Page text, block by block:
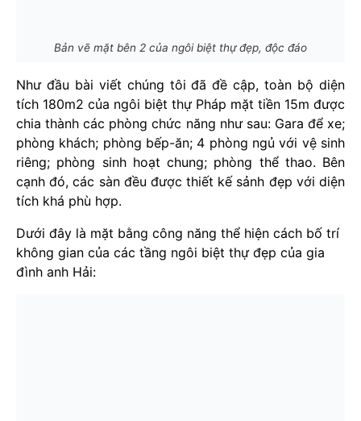
Bản vẽ mặt bên 2 của ngôi biệt thự đẹp, độc đáo
Như đầu bài viết chúng tôi đã đề cập, toàn bộ diện
tích 180m2 của ngôi biệt thự Pháp mặt tiền 15m được
chia thành các phòng chức năng như sau: Gara để xe;
phòng khách; phòng bếp-ăn; 4 phòng ngủ với vệ sinh
riêng; phòng sinh hoạt chung; phòng thể thao. Bên
cạnh đó, các sàn đều được thiết kế sảnh đẹp với diện
tích khá phù hợp.
Dưới đây là mặt bằng công năng thể hiện cách bố trí
không gian của các tầng ngôi biệt thự đẹp của gia
đình anh Hải: